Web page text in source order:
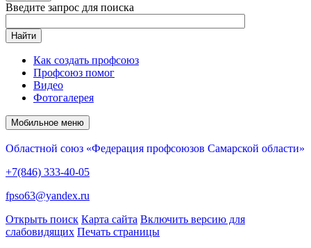
Введите запрос для поиска
Найти
Как создать профсоюз
Профсоюз помог
Видео
Фотогалерея
Мобильное меню
Областной союз «Федерация профсоюзов Самарской области»
+7(846) 333-40-05
fpso63@yandex.ru
Открыть поиск Карта сайта Включить версию для
слабовидящих Печать страницы